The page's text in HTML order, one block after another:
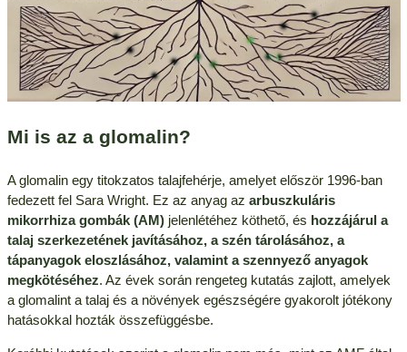
Mi is az a glomalin?
A glomalin egy titokzatos talajfehérje, amelyet először 1996-ban
fedezett fel Sara Wright. Ez az anyag az arbuszkuláris
mikorrhiza gombák (AM)jelenlétéhez köthető, és hozzájárul a
talaj szerkezetének javításához, a szén tárolásához, a
tápanyagok eloszlásához, valamint a szennyező anyagok
megkötéséhez. Az évek során rengeteg kutatás zajlott, amelyek
a glomalint a talaj és a növények egészségére gyakorolt jótékony
hatásokkal hozták összefüggésbe.